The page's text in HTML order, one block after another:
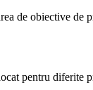
de obiective de
pentru